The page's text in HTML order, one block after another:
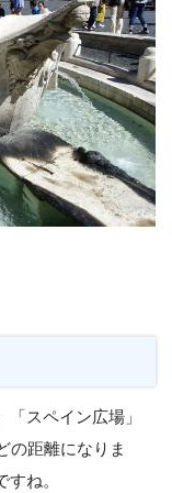
スペイン広場」
の距離になりま
ね。